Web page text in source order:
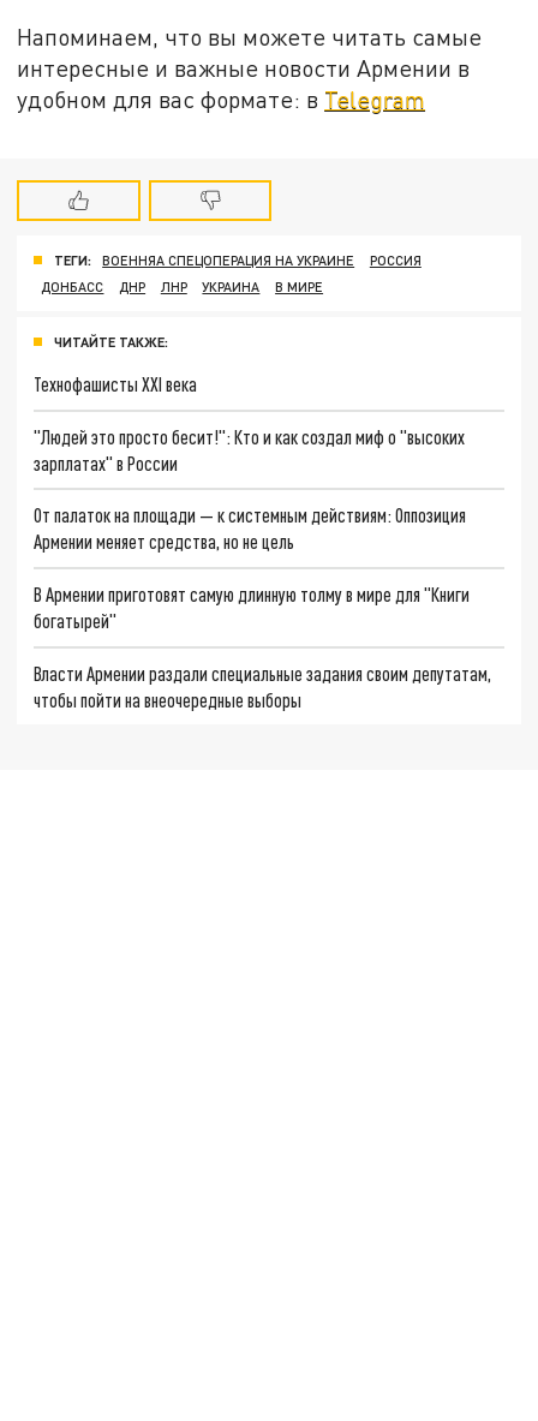
Напоминаем, что вы можете читать самые
интересные и важные новости Армении в
удобном для вас формате: в Telegram
ТЕГИ: ВОЕННЯА СПЕЦОПЕРАЦИЯ НА УКРАИНЕ
РОССИЯ
ДОНБАСС
ДНР ЛНР УКРАИНА В МИРЕ
ЧИТАЙТЕ ТАКЖЕ:
Технофашисты XXI века
"Людей это просто бесит!": Кто и как создал миф о "высоких
зарплатах" в России
От палаток на площади — к системным действиям: Оппозиция
Армении меняет средства, но не цель
В Армении приготовят самую длинную толму в мире для "Книги
богатырей"
Власти Армении раздали специальные задания своим депутатам,
чтобы пойти на внеочередные выборы